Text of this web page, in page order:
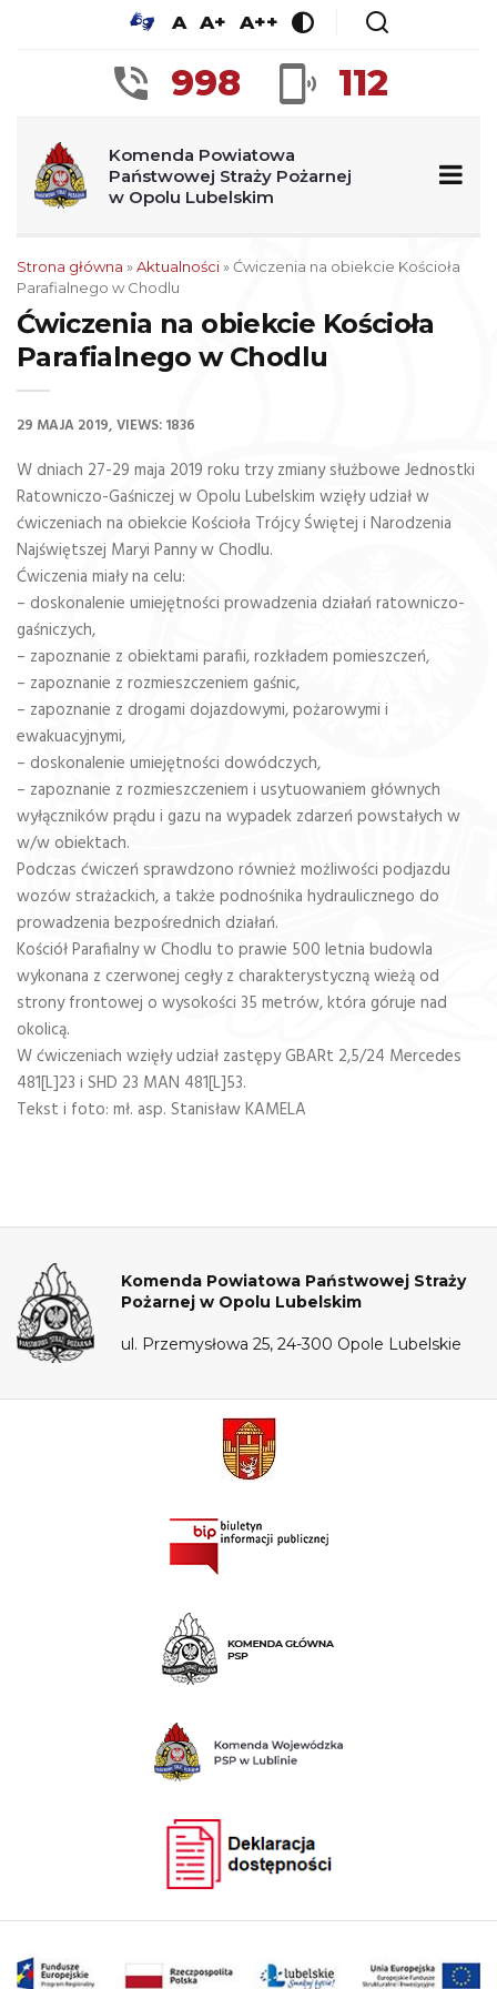
A A+ A++
998 112
Komenda Powiatowa
Państwowej Straży Pożarnej
w Opolu Lubelskim
Strona główna »Aktualności»Ćwiczenia na obiekcie Kościoła
Parafialnego w Chodlu
Ćwiczenia na obiekcie Kościoła
Parafialnego w Chodlu
29 MAJA 2019 VIEWS: 1836
W dniach 27-29 maja 2019 roku trzy zmiany służbowe Jednostki
Ratowniczo-Gaśniczej w Opolu Lubelskim wzięły udział w
ćwiczeniach na obiekcie Kościoła Trójcy Świętej i Narodzenia
Najświętszej Maryi Panny w Chodlu.
Ćwiczenia miały na celu:
– doskonalenie umiejętności prowadzenia działań ratowniczo-
gaśniczych,
– zapoznanie z obiektami parafii, rozkładem pomieszczeń,
– zapoznanie z rozmieszczeniem gaśnic,
– zapoznanie z drogami dojazdowymi, pożarowymi i
ewakuacyjnymi,
– doskonalenie umiejętności dowódczych,
– zapoznanie z rozmieszczeniem i usytuowaniem głównych
wyłączników prądu i gazu na wypadek zdarzeń powstałych w
w/w obiektach.
Podczas ćwiczeń sprawdzono również możliwości podjazdu
wozów strażackich, a także podnośnika hydraulicznego do
prowadzenia bezpośrednich działań.
Kościół Parafialny w Chodlu to prawie 500 letnia budowla
wykonana z czerwonej cegły z charakterystyczną wieżą od
strony frontowej o wysokości 35 metrów, która góruje nad
okolicą.
W ćwiczeniach wzięły udział zastępy GBARt 2,5/24 Mercedes
481[L]23 i SHD 23 MAN 481[L]53.
Tekst i foto: mł. asp. Stanisław KAMELA
Komenda Powiatowa Państwowej Straży
Pożarnej w Opolu Lubelskim
ul. Przemysłowa 25, 24-300 Opole Lubelskie